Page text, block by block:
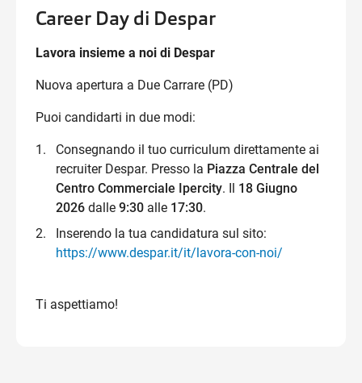
Career Day di Despar
Lavora insieme a noi di Despar
Nuova apertura a Due Carrare (PD)
Puoi candidarti in due modi:
Consegnando il tuo curriculum direttamente ai
recruiter Despar. Presso la Piazza Centrale del
Centro Commerciale Ipercity. Il 18 Giugno
2026 dalle 9:30 alle 17:30.
Inserendo la tua candidatura sul sito:
https://www.despar.it/it/lavora-con-noi/
Ti aspettiamo!